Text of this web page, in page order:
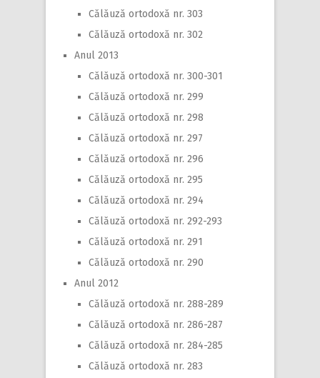
Călăuză ortodoxă nr. 303
Călăuză ortodoxă nr. 302
Anul 2013
Călăuză ortodoxă nr. 300-301
Călăuză ortodoxă nr. 299
Călăuză ortodoxă nr. 298
Călăuză ortodoxă nr. 297
Călăuză ortodoxă nr. 296
Călăuză ortodoxă nr. 295
Călăuză ortodoxă nr. 294
Călăuză ortodoxă nr. 292-293
Călăuză ortodoxă nr. 291
Călăuză ortodoxă nr. 290
Anul 2012
Călăuză ortodoxă nr. 288-289
Călăuză ortodoxă nr. 286-287
Călăuză ortodoxă nr. 284-285
Călăuză ortodoxă nr. 283